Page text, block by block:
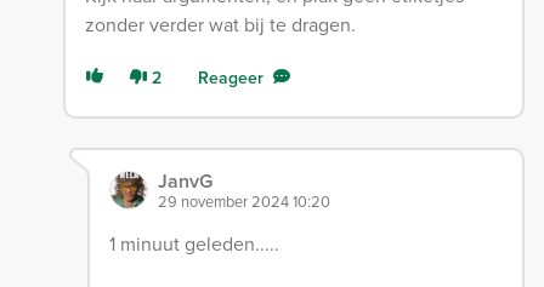
zonder verder wat bij te dragen.
2 Reageer
JanvG
29 november 2024 10:20
1 minuut geleden.....